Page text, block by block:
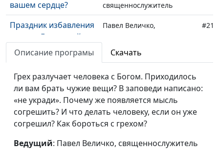
вашем сердце?
священнослужитель
Праздник избавления
на горе Господней
Павел Величко,
#217
Сложный характер
Павел Величко,
Как не быть
«потускневшим
золотом» в духовной
жизни?
Павел Величко,
священнослужитель
#215
Как жить праведной
Павел Величко,
Описание програмы Скачать
Грех разлучает человека с Богом. Приходилось
ли вам брать чужие вещи? В заповеди написано:
«не укради». Почему же появляется мысль
согрешить? И что делать человеку, если он уже
согрешил? Как бороться с грехом?
Ведущий: Павел Величко, священнослужитель